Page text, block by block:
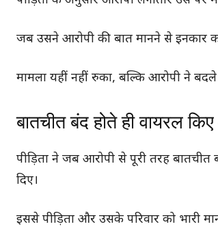
जब उसने आरोपी की बात मानने से इनकार
मामला यहीं नहीं रुका, बल्कि आरोपी ने
बातचीत बंद होते ही वायरल
पीड़िता ने जब आरोपी से पूरी तरह
दिए।
इससे पीड़िता और उसके परिवार को भारी